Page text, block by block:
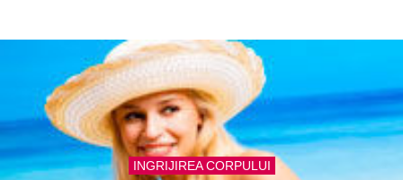
INGRIJIREA CORPULUI